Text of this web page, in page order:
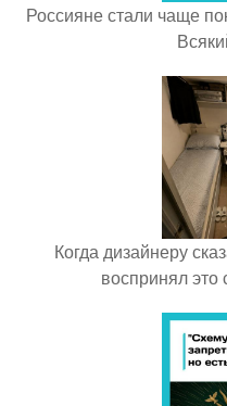
Россияне стали чаще
Когда дизайнеру
воспринял